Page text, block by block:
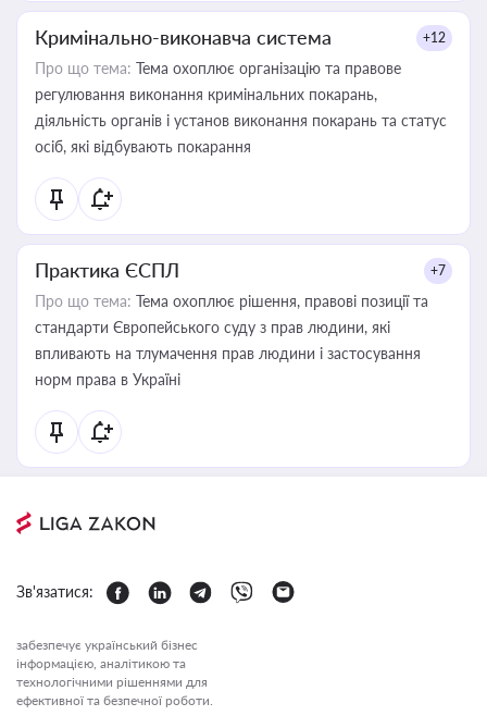
Кримінально-виконавча система +12
Про що тема: Тема охоплює організацію та правове
регулювання виконання кримінальних покарань,
діяльність органів і установ виконання покарань та статус
осіб, які відбувають покарання
Практика ЄСПЛ +7
Про що тема: Тема охоплює рішення, правові позиції та
стандарти Європейського суду з прав людини, які
впливають на тлумачення прав людини і застосування
норм права в Україні
Зв'язатися:
забезпечує український бізнес
інформацією, аналітикою та
технологічними рішеннями для
ефективної та безпечної роботи.